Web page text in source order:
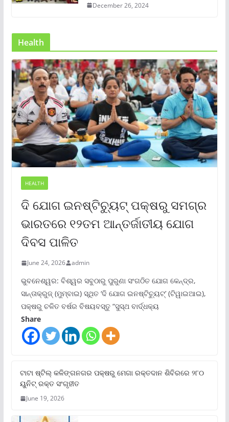
December 26, 2024
Health
HEALTH
ଦି ଯୋଗ ଇନଷ୍ଟିଚ୍ୟୁଟ୍ ପକ୍ଷରୁ ସମଗ୍ର
ଭାରତରେ ୧୨ତମ ଆନ୍ତର୍ଜାତୀୟ ଯୋଗ
ଦିବସ ପାଳିତ
June 24, 2026 admin
ଭୁବନେଶ୍ୱର: ବିଶ୍ୱର ସବୁଠାରୁ ପୁରୁଣା ସଂଗଠିତ ଯୋଗ କେନ୍ଦ୍ର,
ସାନ୍ତାକ୍ରୁଜ୍ (ମୁମ୍ବାଇ) ସ୍ଥିତ ‘ଦି ଯୋଗ ଇନଷ୍ଟିଚ୍ୟୁଟ୍‌’ (ଟିୱାଇଆଇ),
ପକ୍ଷରୁ ଚଳିତ ବର୍ଷର ବିଷୟବସ୍ତୁ “ସୁସ୍ଥ ବାର୍ଦ୍ଧକ୍ୟ
Share
ଟାଟା ଷ୍ଟିଲ୍‌ କଳିଙ୍ଗନଗର ପକ୍ଷରୁ ମେଗା ରକ୍ତଦାନ ଶିବିରରେ ୨୮୦
ୟୁନିଟ୍‌ ରକ୍ତ ସଂଗୃହୀତ
June 19, 2026